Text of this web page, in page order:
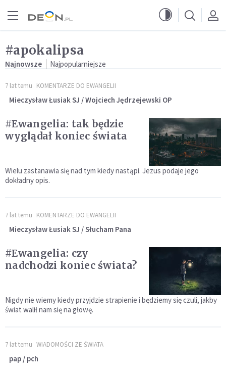
#apokalipsa
Najnowsze Najpopularniejsze
7 lat temu KOMENTARZE DO EWANGELII
Mieczysław Łusiak SJ / Wojciech Jędrzejewski OP
#Ewangelia: tak będzie
wyglądał koniec świata
Wielu zastanawia się nad tym kiedy nastąpi. Jezus podaje jego
dokładny opis.
7 lat temu KOMENTARZE DO EWANGELII
Mieczysław Łusiak SJ / Słucham Pana
#Ewangelia: czy
nadchodzi koniec świata?
Nigdy nie wiemy kiedy przyjdzie strapienie i będziemy się czuli, jakby
świat walił nam się na głowę.
7 lat temu WIADOMOŚCI ZE ŚWIATA
pap / pch